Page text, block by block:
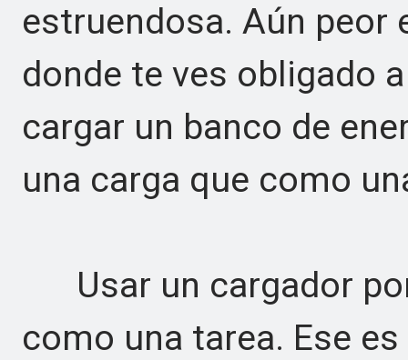
estruendosa. Aún peor
donde te ves obligado
cargar un banco de
una carga que como
Usar un cargador
como una tarea. Ese